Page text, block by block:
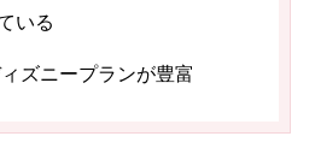
いる
ズニープランが豊富